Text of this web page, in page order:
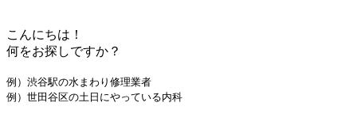
こんにちは！
何をお探しですか？
例）渋谷駅の水まわり修理業者
例）世田谷区の土日にやっている内科